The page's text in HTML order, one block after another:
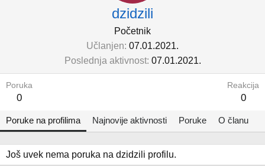
dzidzili
Početnik
Učlanjen 07.01.2021.
Poslednja aktivnost 07.01.2021.
Poruka
0
Reakcija
0
Poruke na profilima Najnovije aktivnosti Poruke O članu
Još uvek nema poruka na dzidzili profilu.